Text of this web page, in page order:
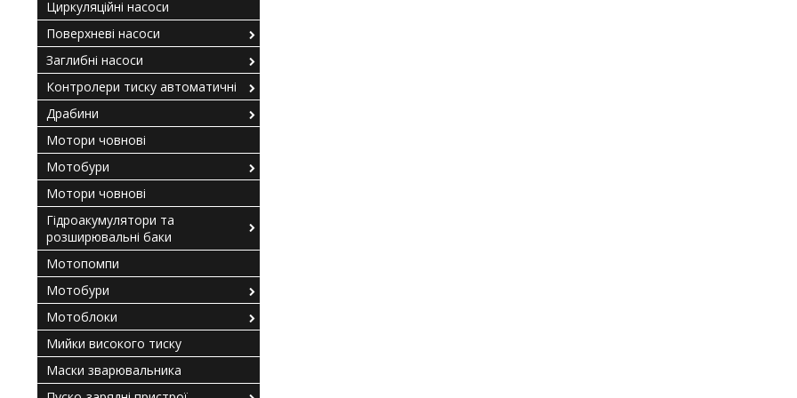
Циркуляційні насоси
Поверхневі насоси
Заглибні насоси
Контролери тиску автоматичні
Драбини
Мотори човнові
Мотобури
Мотори човнові
Гідроакумулятори та
розширювальні баки
Мотопомпи
Мотобури
Мотоблоки
Мийки високого тиску
Маски зварювальника